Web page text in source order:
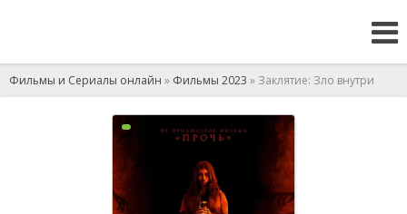
Фильмы и Сериалы онлайн » Фильмы 2023 » Заклятие: Зло внутри